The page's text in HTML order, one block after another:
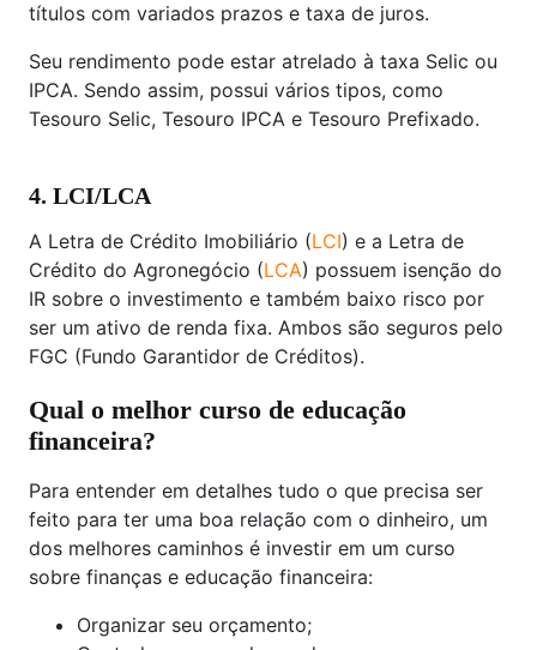
títulos com variados prazos e taxa de juros.
Seu rendimento pode estar atrelado à taxa Selic ou
IPCA. Sendo assim, possui vários tipos, como
Tesouro Selic, Tesouro IPCA e Tesouro Prefixado.
4. LCI/LCA
A Letra de Crédito Imobiliário (LCI) e a Letra de
Crédito do Agronegócio (LCA) possuem isenção do
IR sobre o investimento e também baixo risco por
ser um ativo de renda fixa. Ambos são seguros pelo
FGC (Fundo Garantidor de Créditos).
Qual o melhor curso de educação
financeira?
Para entender em detalhes tudo o que precisa ser
feito para ter uma boa relação com o dinheiro, um
dos melhores caminhos é investir em um curso
sobre finanças e educação financeira:
Organizar seu orçamento;